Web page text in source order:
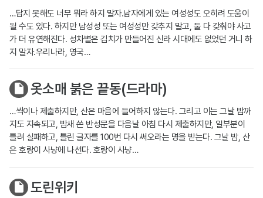
…답지 못해도 너무 뭐라 하지 말자.남자에게 있는 여성성도 오히려 도움이
될 수도 있다. 하지만 남성성 또는 여성성만 갖추지 말고, 둘 다 갖춰야 사고
가 더 유연해진다. 성차별은 김치가 만들어진 신라 시대에도 없었던 거니 하
지 말자.우리나라, 영국…
옷소매 붉은 끝동(드라마)
…씩이나 제출하지만, 산은 마음에 들어하지 않는다. 그리고 이는 그날 밤까
지도 지속되고, 밤새 쓴 반성문을 다음날 아침 다시 제출하지만, 일부분이
틀려 실패하고, 틀린 글자를 100번 다시 써오라는 명을 받는다. 그날 밤, 산
은 호랑이 사냥에 나선다. 호랑이 사냥…
도린위키